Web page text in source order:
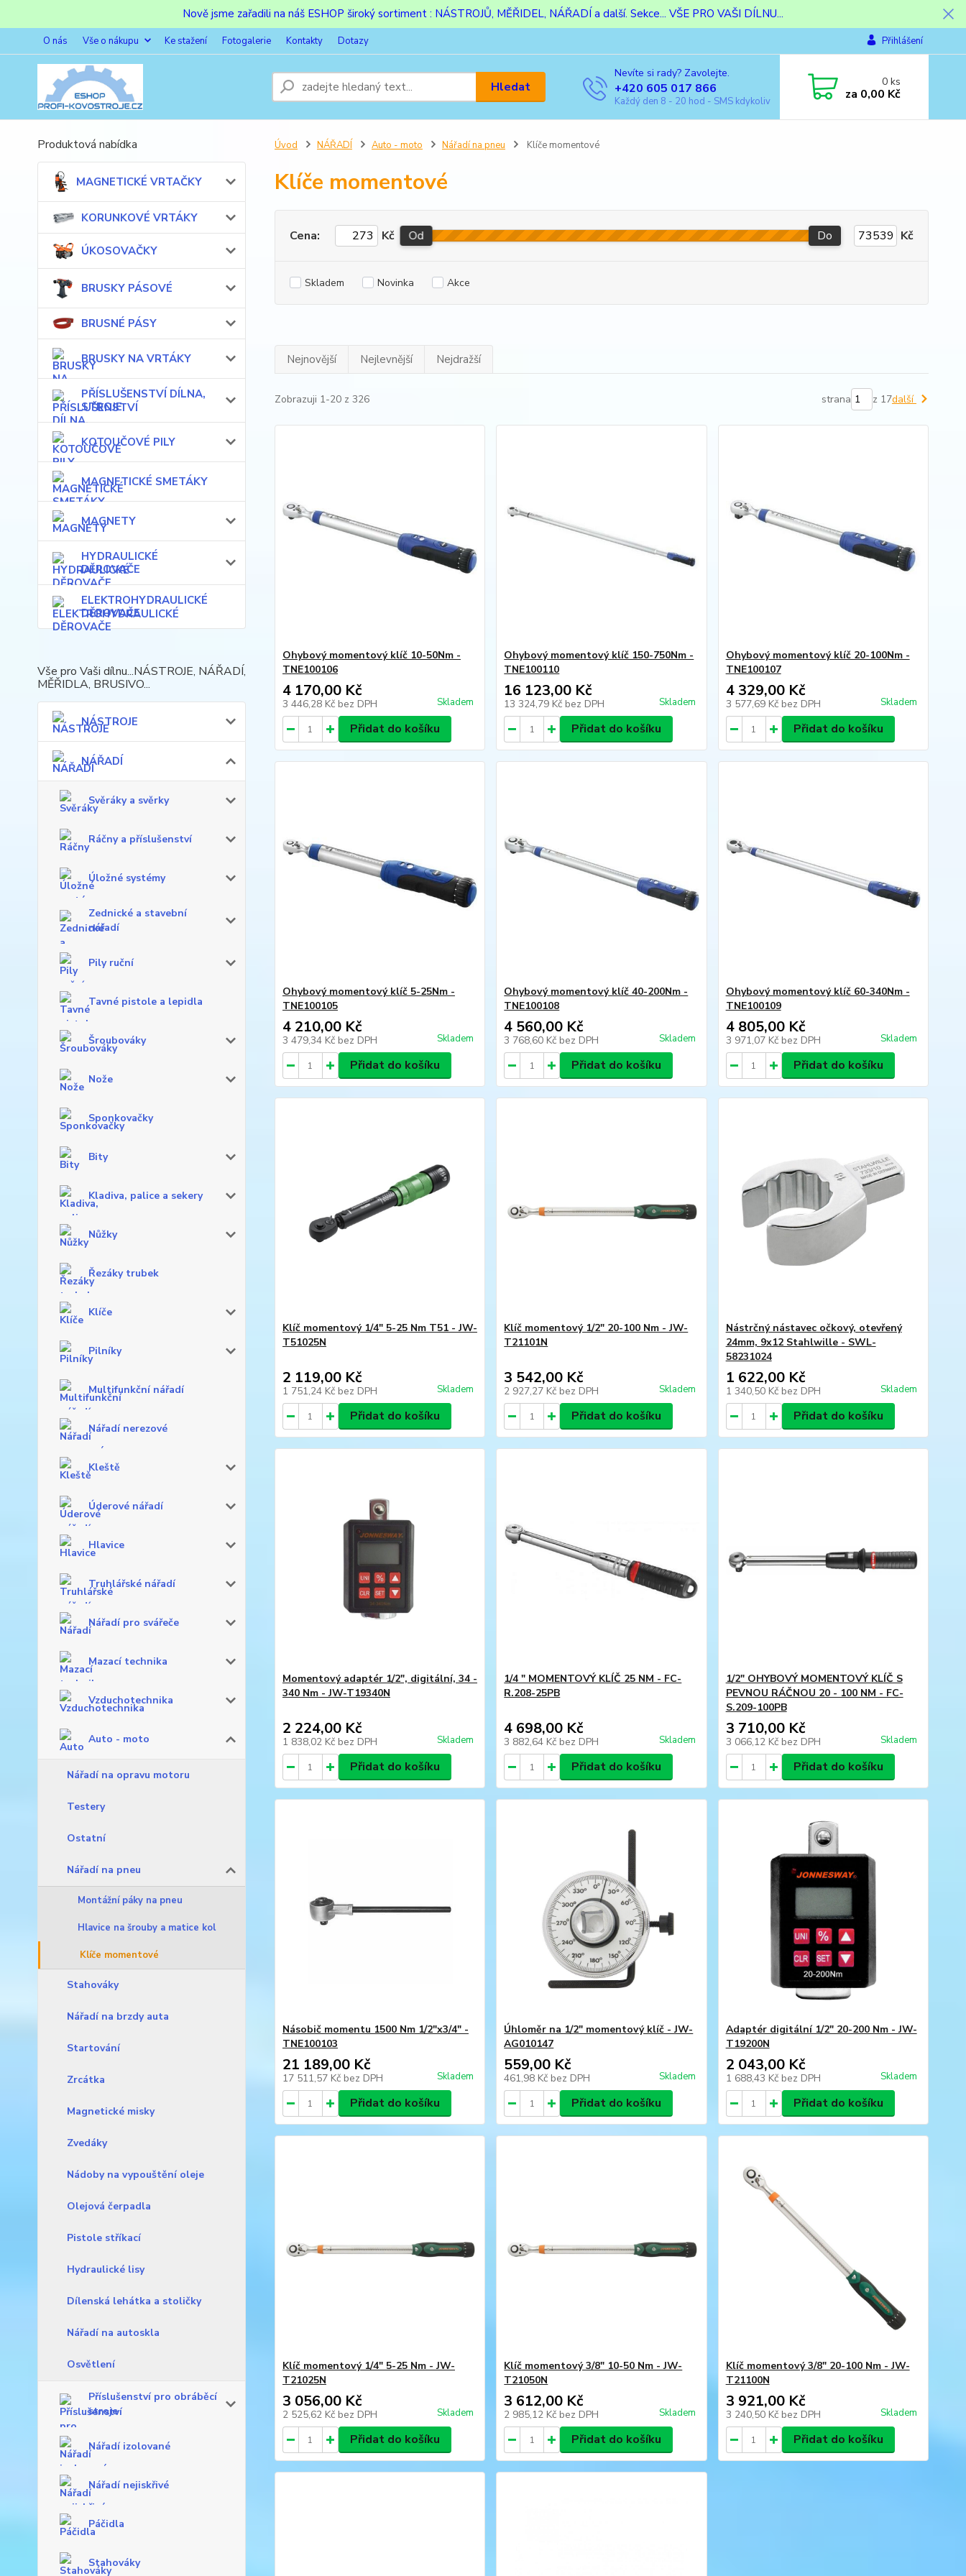
Nově jsme zařadili na náš ESHOP široký sortiment : NÁSTROJŮ, MĚŘIDEL, NÁŘADÍ a další. Sekce... VŠE PRO VAŠI DÍLNU...
O nás Vše o nákupu Ke stažení Fotogalerie Kontakty Dotazy Přihlášení
Hledat
Nevíte si rady? Zavolejte.
+420 605 017 866
Každý den 8 - 20 hod - SMS kdykoliv
0ks
za 0,00 Kč
Produktová nabídka
MAGNETICKÉ VRTAČKY
KORUNKOVÉ VRTÁKY
ÚKOSOVAČKY
BRUSKY PÁSOVÉ
BRUSNÉ PÁSY
BRUSKY NA VRTÁKY
PŘÍSLUŠENSTVÍ DÍLNA,
STROJE
KOTOUČOVÉ PILY
MAGNETICKÉ SMETÁKY
MAGNETY
HYDRAULICKÉ
DĚROVAČE
ELEKTROHYDRAULICKÉ
DĚROVAČE
Vše pro Vaši dílnu...NÁSTROJE, NÁŘADÍ,
MĚŘIDLA, BRUSIVO...
NÁSTROJE
NÁŘADÍ
Svěráky a svěrky
Ráčny a příslušenství
Úložné systémy
Zednické a stavební
nářadí
Pily ruční
Tavné pistole a lepidla
Šroubováky
Nože
Sponkovačky
Bity
Kladiva, palice a sekery
Nůžky
Řezáky trubek
Klíče
Pilníky
Multifunkční nářadí
Nářadí nerezové
Kleště
Úderové nářadí
Hlavice
Truhlářské nářadí
Nářadí pro svářeče
Mazací technika
Vzduchotechnika
Auto - moto
Nářadí na opravu motoru
Testery
Ostatní
Nářadí na pneu
Montážní páky na pneu
Hlavice na šrouby a matice kol
Klíče momentové
Stahováky
Nářadí na brzdy auta
Startování
Zrcátka
Magnetické misky
Zvedáky
Nádoby na vypouštění oleje
Olejová čerpadla
Pistole stříkací
Hydraulické lisy
Dílenská lehátka a stoličky
Nářadí na autoskla
Osvětlení
Příslušenství pro obráběcí
stroje
Nářadí izolované
Nářadí nejiskřivé
Páčidla
Stahováky
Úvod NÁŘADÍ Auto - moto Nářadí na pneu Klíče momentové
Klíče momentové
Cena: Kč Od Do Kč
Skladem Novinka Akce
Nejnovější Nejlevnější Nejdražší
Zobrazuji 1-20 z 326 strana z 17další
Ohybový momentový klíč 10-50Nm -
TNE100106
4 170,00 Kč
3 446,28 Kč bez DPH Skladem
Přidat do košíku
Ohybový momentový klíč 150-750Nm -
TNE100110
16 123,00 Kč
13 324,79 Kč bez DPH Skladem
Přidat do košíku
Ohybový momentový klíč 20-100Nm -
TNE100107
4 329,00 Kč
3 577,69 Kč bez DPH Skladem
Přidat do košíku
Ohybový momentový klíč 5-25Nm -
TNE100105
4 210,00 Kč
3 479,34 Kč bez DPH Skladem
Přidat do košíku
Ohybový momentový klíč 40-200Nm -
TNE100108
4 560,00 Kč
3 768,60 Kč bez DPH Skladem
Přidat do košíku
Ohybový momentový klíč 60-340Nm -
TNE100109
4 805,00 Kč
3 971,07 Kč bez DPH Skladem
Přidat do košíku
Klíč momentový 1/4" 5-25 Nm T51 - JW-
T51025N
2 119,00 Kč
1 751,24 Kč bez DPH Skladem
Přidat do košíku
Klíč momentový 1/2" 20-100 Nm - JW-
T21101N
3 542,00 Kč
2 927,27 Kč bez DPH Skladem
Přidat do košíku
Nástrčný nástavec očkový, otevřený
24mm, 9x12 Stahlwille - SWL-
58231024
1 622,00 Kč
1 340,50 Kč bez DPH Skladem
Přidat do košíku
Momentový adaptér 1/2", digitální, 34 -
340 Nm - JW-T19340N
2 224,00 Kč
1 838,02 Kč bez DPH Skladem
Přidat do košíku
1/4 " MOMENTOVÝ KLÍČ 25 NM - FC-
R.208-25PB
4 698,00 Kč
3 882,64 Kč bez DPH Skladem
Přidat do košíku
1/2" OHYBOVÝ MOMENTOVÝ KLÍČ S
PEVNOU RÁČNOU 20 - 100 NM - FC-
S.209-100PB
3 710,00 Kč
3 066,12 Kč bez DPH Skladem
Přidat do košíku
Násobič momentu 1500 Nm 1/2"x3/4" -
TNE100103
21 189,00 Kč
17 511,57 Kč bez DPH Skladem
Přidat do košíku
Úhloměr na 1/2" momentový klíč - JW-
AG010147
559,00 Kč
461,98 Kč bez DPH Skladem
Přidat do košíku
Adaptér digitální 1/2" 20-200 Nm - JW-
T19200N
2 043,00 Kč
1 688,43 Kč bez DPH Skladem
Přidat do košíku
Klíč momentový 1/4" 5-25 Nm - JW-
T21025N
3 056,00 Kč
2 525,62 Kč bez DPH Skladem
Přidat do košíku
Klíč momentový 3/8" 10-50 Nm - JW-
T21050N
3 612,00 Kč
2 985,12 Kč bez DPH Skladem
Přidat do košíku
Klíč momentový 3/8" 20-100 Nm - JW-
T21100N
3 921,00 Kč
3 240,50 Kč bez DPH Skladem
Přidat do košíku